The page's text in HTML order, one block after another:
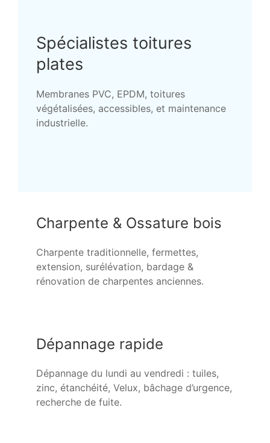
Spécialistes toitures
plates
Membranes PVC, EPDM, toitures
végétalisées, accessibles, et maintenance
industrielle.
Charpente & Ossature bois
Charpente traditionnelle, fermettes,
extension, surélévation, bardage &
rénovation de charpentes anciennes.
Dépannage rapide
Dépannage du lundi au vendredi : tuiles,
zinc, étanchéité, Velux, bâchage d’urgence,
recherche de fuite.